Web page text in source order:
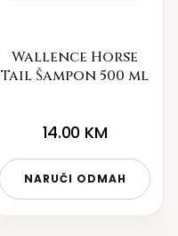
Wallence Horse
Tail Šampon 500 ml
14.00 KM
NARUČI ODMAH